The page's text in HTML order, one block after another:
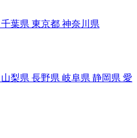
千葉県 東京都 神奈川県
山梨県 長野県 岐阜県 静岡県 愛